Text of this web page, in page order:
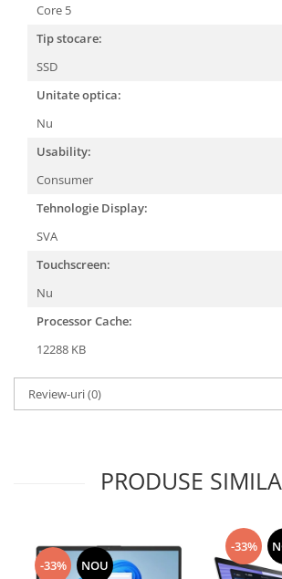
Core 5
Tip stocare:
SSD
Unitate optica:
Nu
Usability:
Consumer
Tehnologie Display:
SVA
Touchscreen:
Nu
Processor Cache:
12288 KB
Review-uri(0)
PRODUSE
-33% NOU
-33%